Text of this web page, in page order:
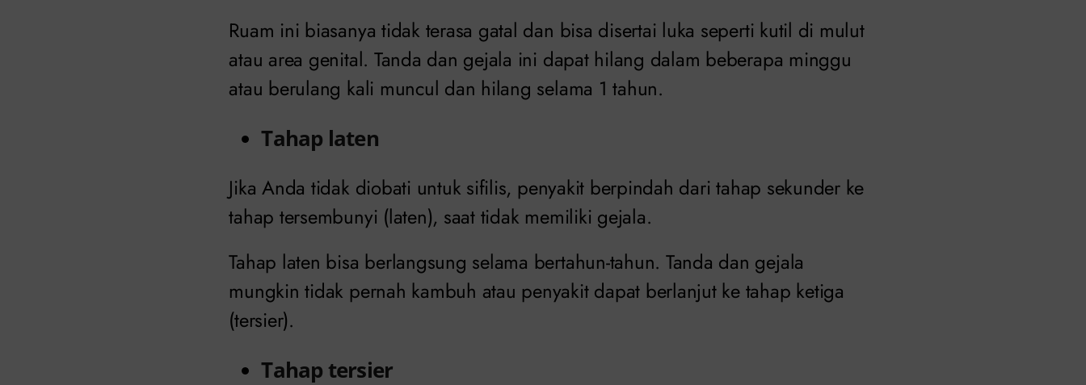
Ruam ini biasanya tidak terasa gatal dan bisa disertai luka seperti kutil di mulut
atau area genital. Tanda dan gejala ini dapat hilang dalam beberapa minggu
atau berulang kali muncul dan hilang selama 1 tahun.
Tahap laten
Jika Anda tidak diobati untuk sifilis, penyakit berpindah dari tahap sekunder ke
tahap tersembunyi (laten), saat tidak memiliki gejala.
Tahap laten bisa berlangsung selama bertahun-tahun. Tanda dan gejala
mungkin tidak pernah kambuh atau penyakit dapat berlanjut ke tahap ketiga
(tersier).
Tahap tersier